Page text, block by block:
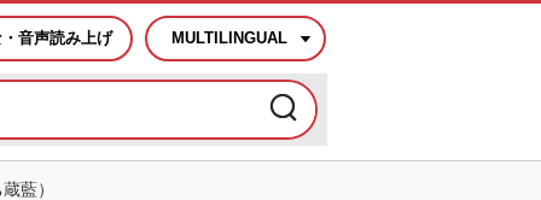
音声読み上げ MULTILINGUAL
藍）